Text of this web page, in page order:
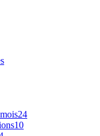
24
10